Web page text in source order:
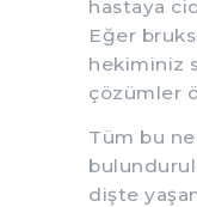
hastaya
Eğer
hekiminiz
çözümler
Tüm bu
dişte